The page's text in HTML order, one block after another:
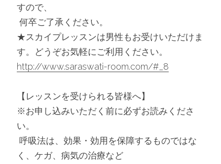
すので、
何卒ご了承ください。
★スカイプレッスンは男性もお受けいただけま
す。どうぞお気軽にご利用ください。
http://www.saraswati-room.com/#_8
【レッスンを受けられる皆様へ】
※お申し込みいただく前に必ずお読みくださ
い。
く、ケガ、病気の治療など